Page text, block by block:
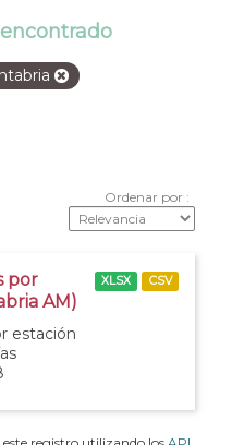
Ordenar por
por
AM)
estación
XLSX CSV